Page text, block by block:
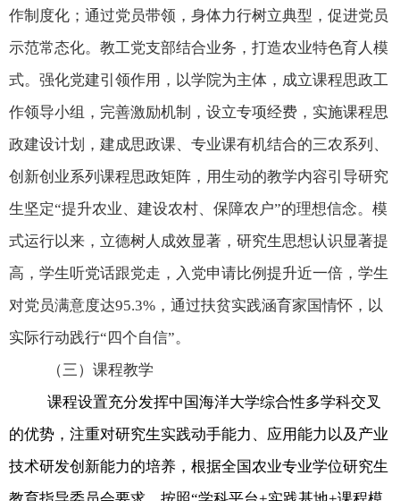
作制度化；通过党员带领，身体力行树立典型，促进党员
示范常态化。教工党支部结合业务，打造农业特色育人模
式。强化党建引领作用，以学院为主体，成立课程思政工
作领导小组，完善激励机制，设立专项经费，实施课程思
政建设计划，建成思政课、专业课有机结合的三农系列、
创新创业系列课程思政矩阵，用生动的教学内容引导研究
生坚定“提升农业、建设农村、保障农户”的理想信念。模
式运行以来，立德树人成效显著，研究生思想认识显著提
高，学生听党话跟党走，入党申请比例提升近一倍，学生
对党员满意度达95.3% ，通过扶贫实践涵育家国情怀，以
实际行动践行“四个自信”。
（三）课程教学
课程设置充分发挥中国海洋大学综合性多学科交叉
的优势，注重对研究生实践动手能力、应用能力以及产业
技术研发创新能力的培养，根据全国农业专业学位研究生